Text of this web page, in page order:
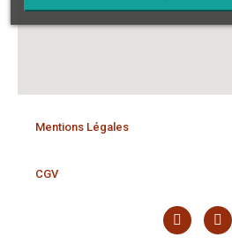
Mentions Légales
CGV